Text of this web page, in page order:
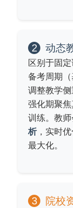
2 动态
区别于固
备考周期
调整教学
强化期聚
训练。教
析 ，实时
最大化。
3 院校